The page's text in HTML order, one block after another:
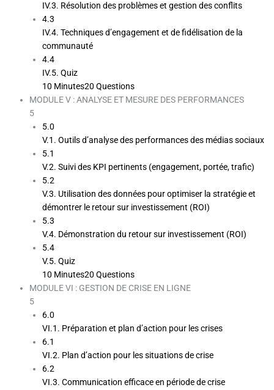
IV.3. Résolution des problèmes et gestion des conflits
4.3
IV.4. Techniques d’engagement et de fidélisation de la
communauté
4.4
IV.5. Quiz
10 Minutes20 Questions
MODULE V : ANALYSE ET MESURE DES PERFORMANCES
5
5.0
V.1. Outils d’analyse des performances des médias sociaux
5.1
V.2. Suivi des KPI pertinents (engagement, portée, trafic)
5.2
V.3. Utilisation des données pour optimiser la stratégie et
démontrer le retour sur investissement (ROI)
5.3
V.4. Démonstration du retour sur investissement (ROI)
5.4
V.5. Quiz
10 Minutes20 Questions
MODULE VI : GESTION DE CRISE EN LIGNE
5
6.0
VI.1. Préparation et plan d’action pour les crises
6.1
VI.2. Plan d’action pour les situations de crise
6.2
VI.3. Communication efficace en période de crise